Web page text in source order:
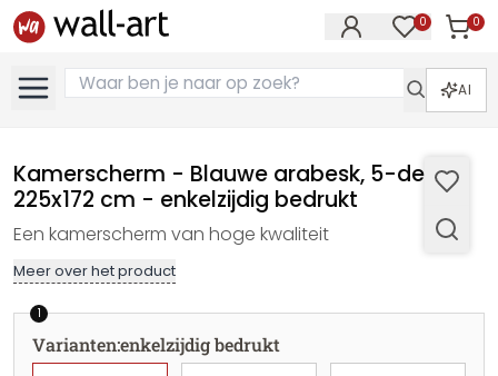
0 0
AI
Kamerscherm - Blauwe arabesk, 5-delig -
225x172 cm - enkelzijdig bedrukt
Een kamerscherm van hoge kwaliteit
Meer over het product
1
Varianten:enkelzijdig bedrukt